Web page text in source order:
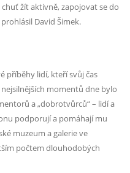
žít aktivně, zapojovat se do
David Šimek.
příběhy lidí, kteří svůj čas
momentů dne bylo
a „dobrotvůrců“ – lidí a
podporují a pomáhají mu
muzeum a galerie ve
počtem dlouhodobých